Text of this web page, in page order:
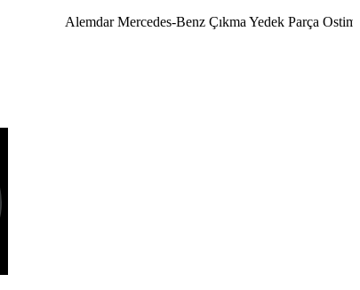
Alemdar Mercedes-Benz Çıkma Yedek Parça Ostim